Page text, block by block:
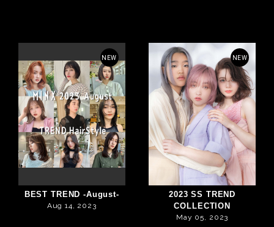
NEW
BEST TREND -August-
Aug 14, 2023
NEW
2023 SS TREND
COLLECTION
May 05, 2023